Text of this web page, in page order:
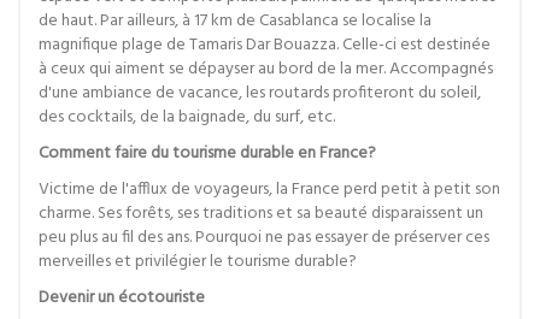
de haut. Par ailleurs, à 17 km de Casablanca se localise la
magnifique plage de Tamaris Dar Bouazza. Celle-ci est destinée
à ceux qui aiment se dépayser au bord de la mer. Accompagnés
d'une ambiance de vacance, les routards profiteront du soleil,
des cocktails, de la baignade, du surf, etc.
Comment faire du tourisme durable en France?
Victime de l'afflux de voyageurs, la France perd petit à petit son
charme. Ses forêts, ses traditions et sa beauté disparaissent un
peu plus au fil des ans. Pourquoi ne pas essayer de préserver ces
merveilles et privilégier le tourisme durable?
Devenir un écotouriste